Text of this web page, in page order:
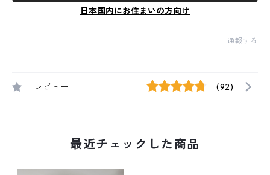
日本国内にお住まいの方向け
通報する
レビュー (92)
最近チェックした商品